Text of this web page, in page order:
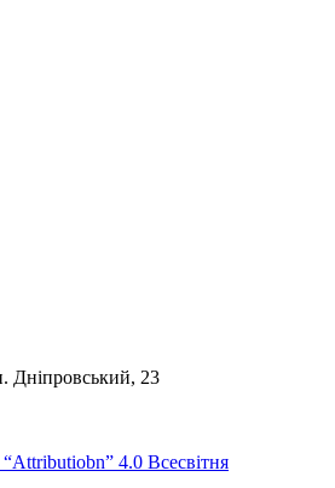
Дніпровський, 23
4.0 Всесвітня